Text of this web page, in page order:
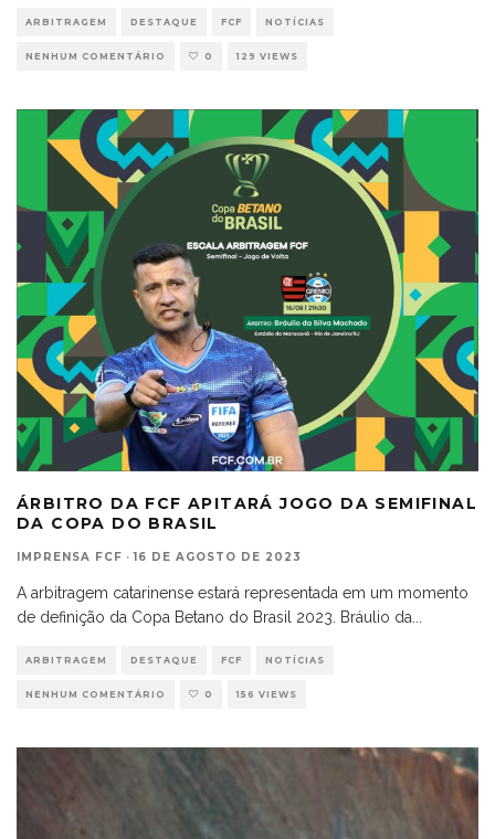
ARBITRAGEM DESTAQUE FCF NOTÍCIAS
NENHUM COMENTÁRIO 0 129 VIEWS
ÁRBITRO DA FCF APITARÁ JOGO DA SEMIFINAL
DA COPA DO BRASIL
IMPRENSA FCF · 16 DE AGOSTO DE 2023
A arbitragem catarinense estará representada em um momento
de definição da Copa Betano do Brasil 2023. Bráulio da
ARBITRAGEM DESTAQUE FCF NOTÍCIAS
NENHUM COMENTÁRIO 0 156 VIEWS